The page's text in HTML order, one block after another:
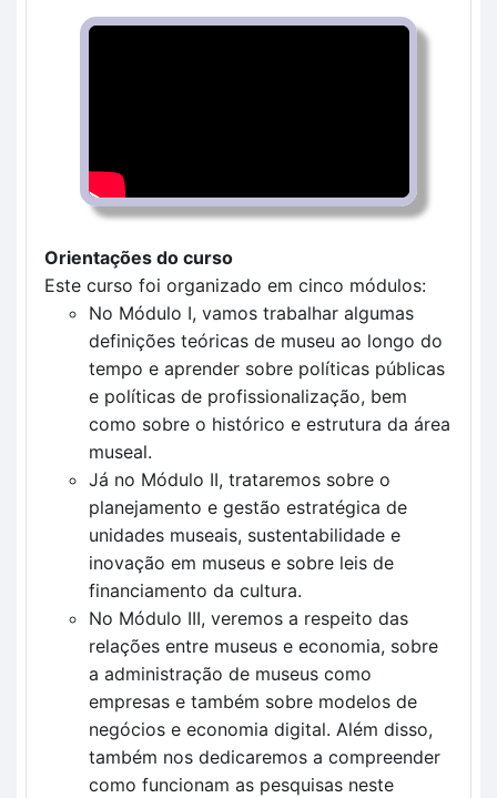
Orientações do curso
Este curso foi organizado em cinco módulos:
No Módulo I, vamos trabalhar algumas
definições teóricas de museu ao longo do
tempo e aprender sobre políticas públicas
e políticas de profissionalização, bem
como sobre o histórico e estrutura da área
museal.
Já no Módulo II, trataremos sobre o
planejamento e gestão estratégica de
unidades museais, sustentabilidade e
inovação em museus e sobre leis de
financiamento da cultura.
No Módulo III, veremos a respeito das
relações entre museus e economia, sobre
a administração de museus como
empresas e também sobre modelos de
negócios e economia digital. Além disso,
também nos dedicaremos a compreender
como funcionam as pesquisas neste